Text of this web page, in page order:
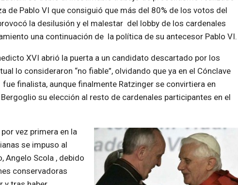
de Pablo VI que consiguió que más del 80% de los votos del
la desilusión y el malestar del lobby de los cardenales
una continuación de la política de su antecesor Pablo VI.
XVI abrió la puerta a un candidato descartado por los
lo consideraron “no fiable”, olvidando que ya en el Cónclave
finalista, aunque finalmente Ratzinger se convirtiera en
su elección al resto de cardenales participantes en el
vez primera en la
se impuso al
Angelo Scola , debido
conservadoras